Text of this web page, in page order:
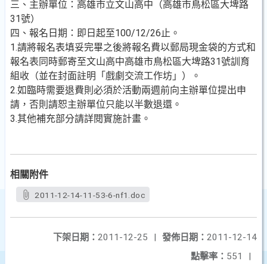
三、主辦單位：高雄市立文山高中（高雄市鳥松區大埤路
31號）
四、報名日期：即日起至100/12/26止。
1.請將報名表填妥完畢之後將報名費以郵局現金袋的方式和
報名表同時郵寄至文山高中高雄市鳥松區大埤路31號訓育
組收（並在封面註明「戲劇交流工作坊」）。
2.如臨時需要退費則必須於活動兩週前向主辦單位提出申
請，否則請恕主辦單位只能以半數退還。
3.其他補充部分請詳閱實施計畫。
相關附件
2011-12-14-11-53-6-nf1.doc
發佈日期： 2011-12-14
下架日期： 2011-12-25
|
點擊率： 551 |